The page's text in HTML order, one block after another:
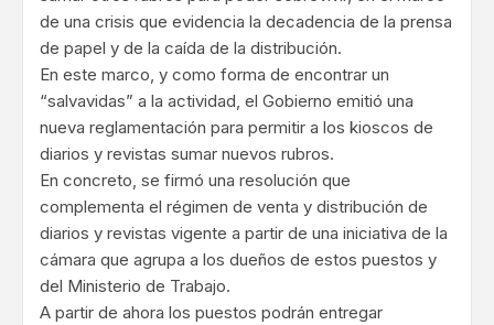
de una crisis que evidencia la decadencia de la prensa
de papel y de la caída de la distribución.
En este marco, y como forma de encontrar un
“salvavidas” a la actividad, el Gobierno emitió una
nueva reglamentación para permitir a los kioscos de
diarios y revistas sumar nuevos rubros.
En concreto, se firmó una resolución que
complementa el régimen de venta y distribución de
diarios y revistas vigente a partir de una iniciativa de la
cámara que agrupa a los dueños de estos puestos y
del Ministerio de Trabajo.
A partir de ahora los puestos podrán entregar